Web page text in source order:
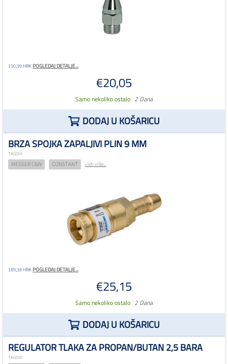
150,99 HRKPOGLEDAJ DETALJE...
€20,05
Samo nekoliko ostalo 2 Dana
DODAJ U KOŠARICU
BRZA SPOJKA ZAPALJIVI PLIN 9 MM
TAGOVI:
MESSER C&W CONSTANT vidi više...
189,38 HRKPOGLEDAJ DETALJE...
€25,15
Samo nekoliko ostalo 2 Dana
DODAJ U KOŠARICU
REGULATOR TLAKA ZA PROPAN/BUTAN 2,5 BARA
TAGOVI: